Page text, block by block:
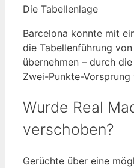
Die Tabellenlage
Barcelona konnte mit
die Tabellenführung
übernehmen – durch
Zwei-Punkte-
Wurde Real
verschoben?
Gerüchte über eine